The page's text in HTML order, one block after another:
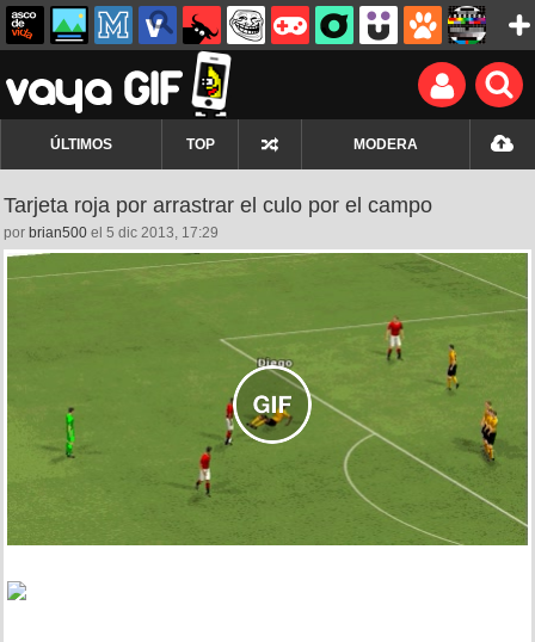
ÚLTIMOS TOP MODERA
Tarjeta roja por arrastrar el culo por el campo
por brian500 el 5 dic 2013, 17:29